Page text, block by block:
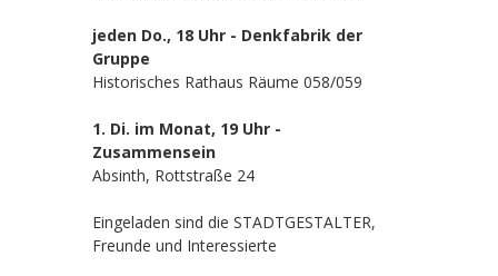
jeden Do., 18 Uhr - Denkfabrik der
Gruppe
Historisches Rathaus Räume 058/059
1. Di. im Monat, 19 Uhr -
Zusammensein
Absinth, Rottstraße 24
Eingeladen sind die STADTGESTALTER,
Freunde und Interessierte